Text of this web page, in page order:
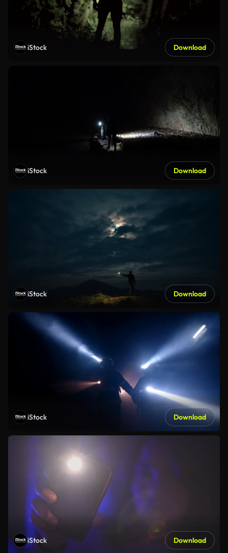
iStock Download
iStock Download
iStock Download
iStock Download
iStock Download